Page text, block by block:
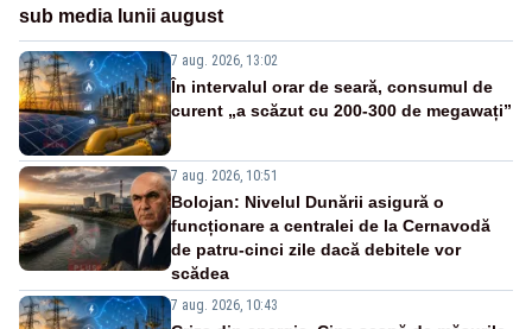
sub media lunii august
7 aug. 2026, 13:02
În intervalul orar de seară, consumul de
curent „a scăzut cu 200-300 de megawați”
7 aug. 2026, 10:51
Bolojan: Nivelul Dunării asigură o
funcționare a centralei de la Cernavodă
de patru-cinci zile dacă debitele vor
scădea
7 aug. 2026, 10:43